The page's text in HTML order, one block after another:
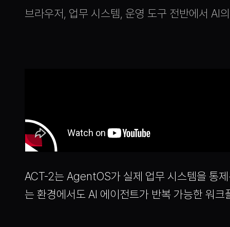
브라우저, 업무 시스템, 운영 도구 전반에서 AI
ACT-2는 AgentOS가 실제 업무 시스템을 통
는 환경에서도 AI 에이전트가 반복 가능한 워